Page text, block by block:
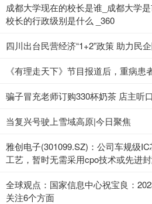
成都大学现在的校长是谁_成都大学
校长的行政级别是什么 _360
四川出台民营经济“1+2”政策 助力民
《有理走天下》节目报道后，重病患
骗子冒充老师
当复兴号驶上雪域高原|今日聚焦
雅创电子(301099.SZ)：公司车规级
工艺，暂时无需采用cpo技术或先进
全球观点：国家信息中心祝宝良：
关注6个方面